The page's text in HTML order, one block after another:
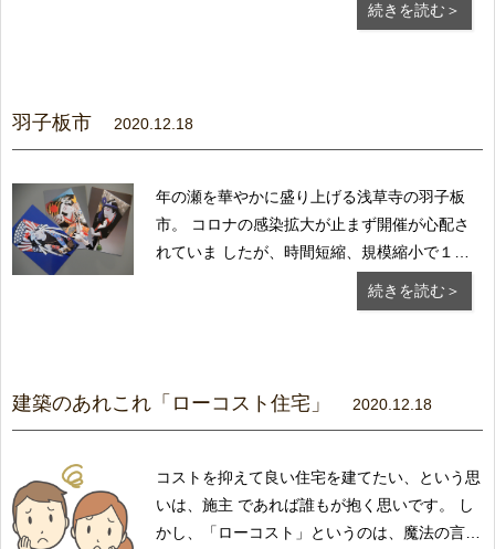
める禊（みそぎ）の意味があった といいま
続きを読む＞
羽子板市 2020.12.18
年の瀬を華やかに盛り上げる浅草寺の羽子板
市。 コロナの感染拡大が止まず開催が心配さ
れていま したが、時間短縮、規模縮小で１９
続きを読む＞
建築のあれこれ「ローコスト住宅」 2020.12.18
コストを抑えて良い住宅を建てたい、という思
いは、施主 であれば誰もが抱く思いです。 し
かし、「ローコスト」というのは、魔法の言葉